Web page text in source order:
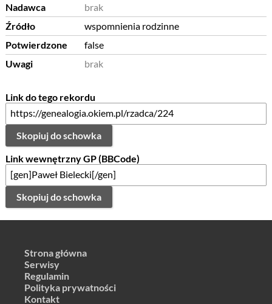
Nadawca
brak
Źródło
wspomnienia rodzinne
Potwierdzone
false
Uwagi
brak
Link do tego rekordu
Skopiuj do schowka
Link wewnętrzny GP (BBCode)
Skopiuj do schowka
Strona główna
Serwisy
Regulamin
Polityka prywatności
Kontakt